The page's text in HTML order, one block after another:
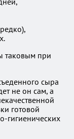
таковым при
сыра
не он сам, а
готовой
гигиенических